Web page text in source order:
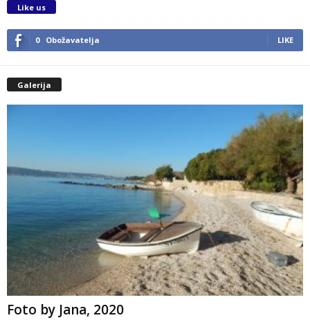
Like us
0 Obožavatelja LIKE
Galerija
Foto by Jana, 2020